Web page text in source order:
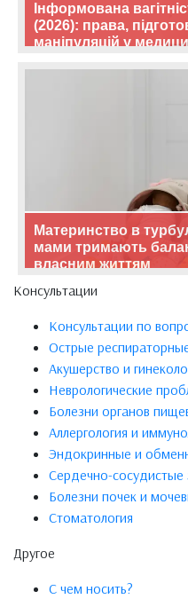
Інформована
(2026): права,
маніпуляцій у
Материнство в
мами тримають
власним життям
Консультации
Консультации по
Острые
Акушерство и
Неврологические
Болезни органов
Аллергология и
Эндокринные и
Сердечно-сосудистые
Болезни почек и
Стоматология
Другое
С чем носить?